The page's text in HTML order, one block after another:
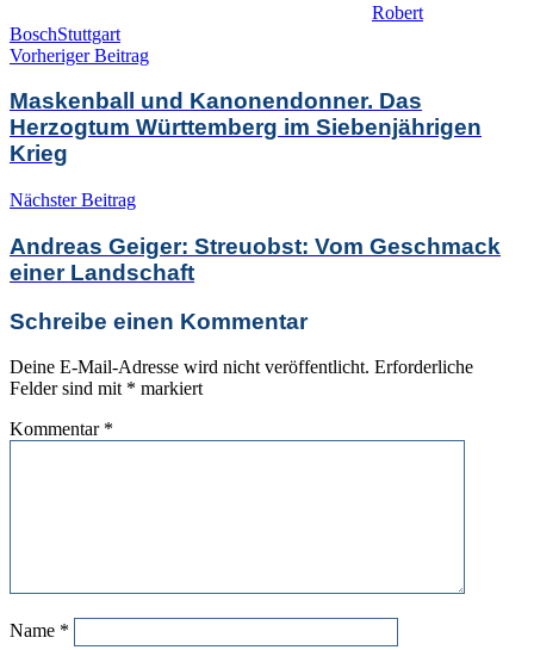
Robert
BoschStuttgart
Beitragsnavigation
Vorheriger Beitrag
Maskenball und Kanonendonner. Das
Herzogtum Württemberg im Siebenjährigen
Krieg
Nächster Beitrag
Andreas Geiger: Streuobst: Vom Geschmack
einer Landschaft
Schreibe einen Kommentar
Deine E-Mail-Adresse wird nicht veröffentlicht. Erforderliche
Felder sind mit * markiert
Kommentar *
Name *